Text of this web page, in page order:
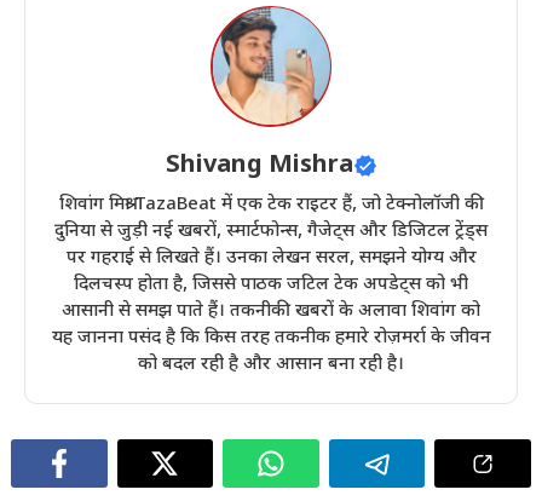
Shivang Mishra
शिवांग मिश्रा TazaBeat में एक टेक राइटर हैं, जो टेक्नोलॉजी की
दुनिया से जुड़ी नई खबरों, स्मार्टफोन्स, गैजेट्स और डिजिटल ट्रेंड्स
पर गहराई से लिखते हैं। उनका लेखन सरल, समझने योग्य और
दिलचस्प होता है, जिससे पाठक जटिल टेक अपडेट्स को भी
आसानी से समझ पाते हैं। तकनीकी खबरों के अलावा शिवांग को
यह जानना पसंद है कि किस तरह तकनीक हमारे रोज़मर्रा के जीवन
को बदल रही है और आसान बना रही है।